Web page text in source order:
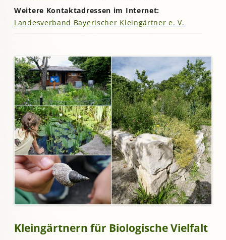
Weitere Kontaktadressen im Internet:
Landesverband Bayerischer Kleingärtner e. V.
Kleingärtnern für Biologische Vielfalt